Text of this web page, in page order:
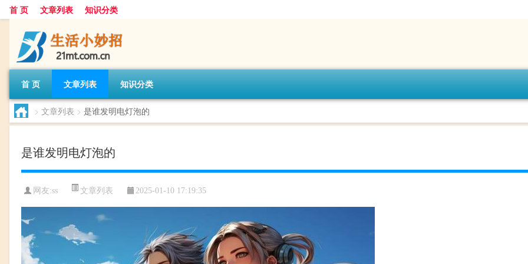
首 页 文章列表 知识分类
首 页 文章列表 知识分类
> 文章列表 > 是谁发明电灯泡的
是谁发明电灯泡的
网友:ss 文章列表 2025-01-10 17:19:35